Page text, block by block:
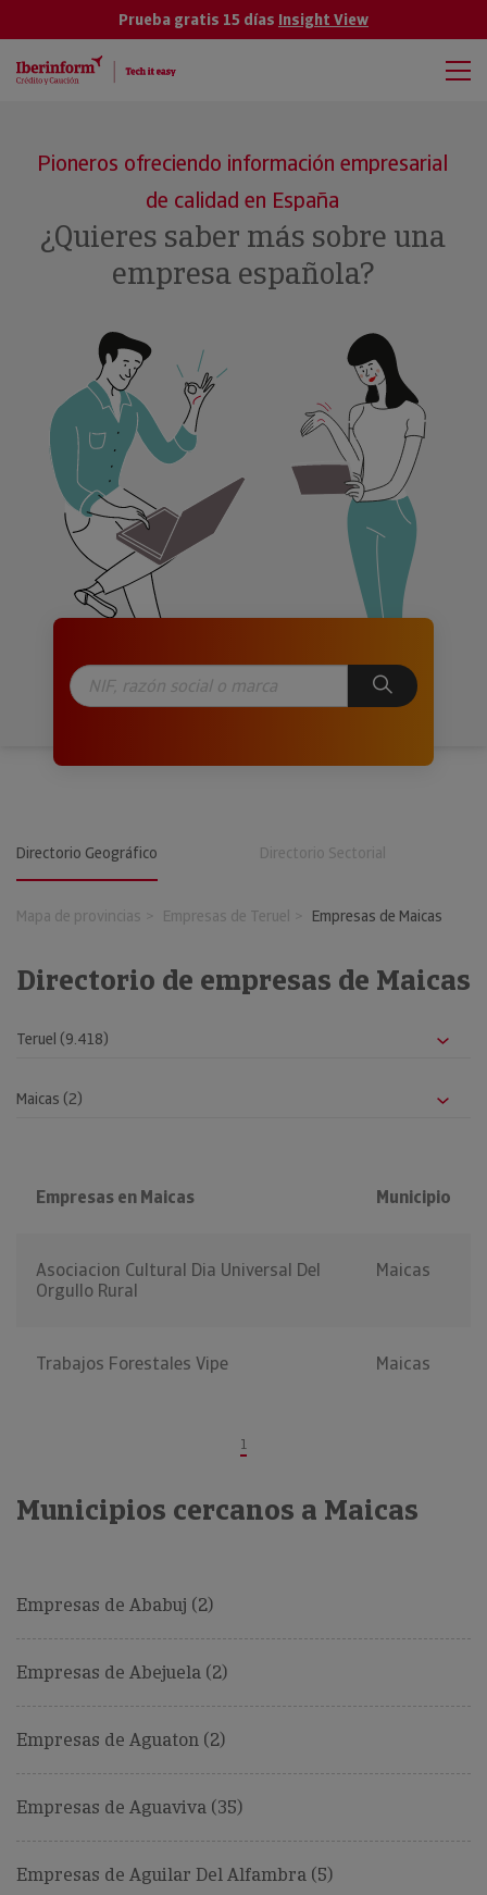
Prueba gratis 15 días Insight View
Pioneros ofreciendo información empresarial
de calidad en España
¿Quieres saber más sobre una
empresa española?
Directorio Geográfico Directorio Sectorial
Mapa de provincias Empresas de Teruel Empresas de Maicas
Directorio de empresas de Maicas
Empresas en Maicas Municipio
Asociacion Cultural Dia Universal Del
Orgullo Rural
Maicas
Trabajos Forestales Vipe Maicas
1
Municipios cercanos a Maicas
Empresas de Ababuj (2)
Empresas de Abejuela (2)
Empresas de Aguaton (2)
Empresas de Aguaviva (35)
Empresas de Aguilar Del Alfambra (5)